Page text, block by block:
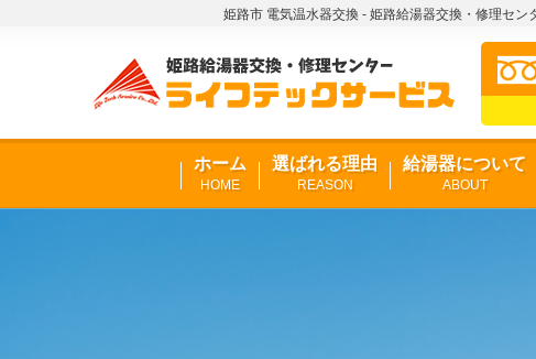
姫路市 電気温水器交換 - 姫路給湯器交換・修理セン
ホーム
HOME
選ばれる理由
REASON
給湯器について
ABOUT